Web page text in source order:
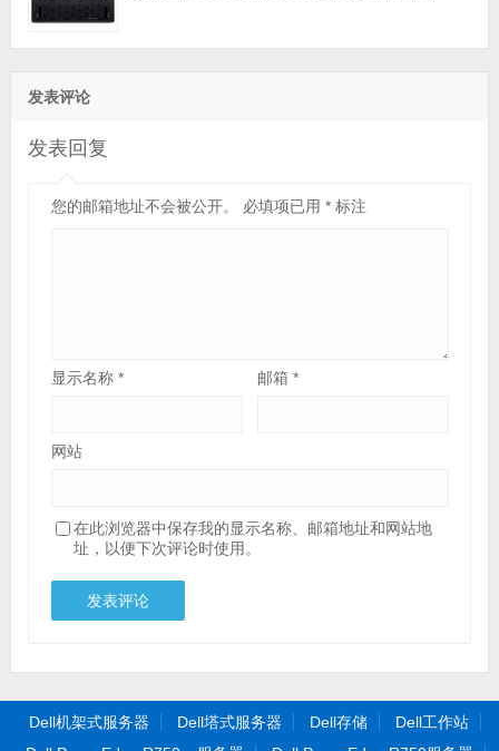
发表评论
发表回复
您的邮箱地址不会被公开。 必填项已用 *标注
显示名称 * 邮箱*
网站
在此浏览器中保存我的显示名称、邮箱地址和网站地
址，以便下次评论时使用。
Dell机架式服务器 Dell塔式服务器 Dell存储
Dell工作站